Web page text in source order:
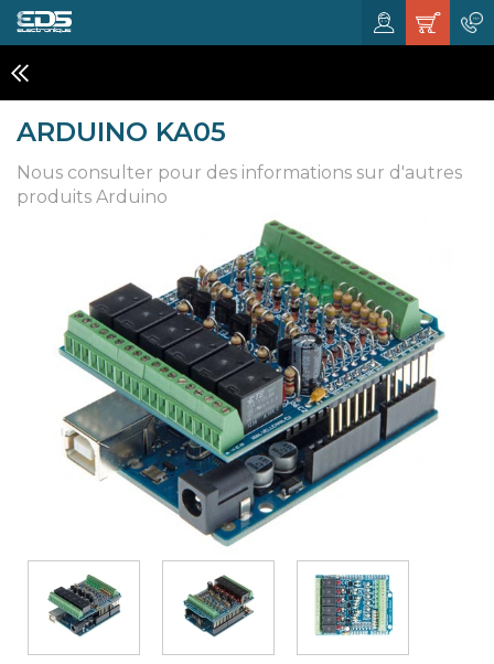
ARDUINO KA05
Nous consulter pour des informations sur d'autres
produits Arduino